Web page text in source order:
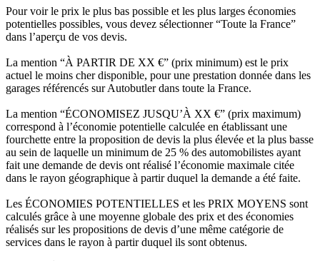
Pour voir le prix le plus bas possible et les plus larges économies
potentielles possibles, vous devez sélectionner “Toute la France”
dans l’aperçu de vos devis.
La mention “À PARTIR DE XX €” (prix minimum) est le prix
actuel le moins cher disponible, pour une prestation donnée dans les
garages référencés sur Autobutler dans toute la France.
La mention “ÉCONOMISEZ JUSQU’À XX €” (prix maximum)
correspond à l’économie potentielle calculée en établissant une
fourchette entre la proposition de devis la plus élevée et la plus basse
au sein de laquelle un minimum de 25 % des automobilistes ayant
fait une demande de devis ont réalisé l’économie maximale citée
dans le rayon géographique à partir duquel la demande a été faite.
Les ÉCONOMIES POTENTIELLES et les PRIX MOYENS sont
calculés grâce à une moyenne globale des prix et des économies
réalisés sur les propositions de devis d’une même catégorie de
services dans le rayon à partir duquel ils sont obtenus.